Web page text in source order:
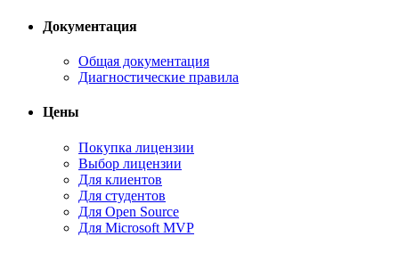
Документация
Общая документация
Диагностические правила
Цены
Покупка лицензии
Выбор лицензии
Для клиентов
Для студентов
Для Open Source
Для Microsoft MVP